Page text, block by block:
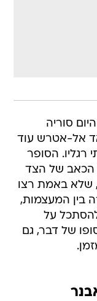
סוריה
מלחמת 1973? פואד אל-אטרש עוד
רגליו. הסופר
הכאב של הצד
שלא באמת רצו
בין המעצמות,
להסתכל על
של דבר, גם